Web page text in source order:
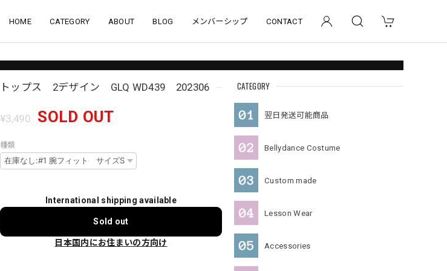
HOME CATEGORY ABOUT BLOG メンバーシップ CONTACT
CATEGORY
翌日発送可能商品
Bellydance Costume
Custom made
Lesson Wear
Accessories
トップス 2デザイン GLQ WD439 202306
¥3,490 SOLD OUT
種類
International shipping available
Sold out
日本国内にお住まいの方向け